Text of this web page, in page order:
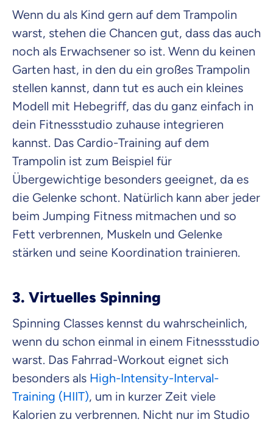
Wenn du als Kind gern auf dem Trampolin
warst, stehen die Chancen gut, dass das auch
noch als Erwachsener so ist. Wenn du keinen
Garten hast, in den du ein großes Trampolin
stellen kannst, dann tut es auch ein kleines
Modell mit Hebegriff, das du ganz einfach in
dein Fitnessstudio zuhause integrieren
kannst. Das Cardio-Training auf dem
Trampolin ist zum Beispiel für
Übergewichtige besonders geeignet, da es
die Gelenke schont. Natürlich kann aber jeder
beim Jumping Fitness mitmachen und so
Fett verbrennen, Muskeln und Gelenke
stärken und seine Koordination trainieren.
3. Virtuelles Spinning
Spinning Classes kennst du wahrscheinlich,
wenn du schon einmal in einem Fitnessstudio
warst. Das Fahrrad-Workout eignet sich
besonders als High-Intensity-Interval-
Training (HIIT), um in kurzer Zeit viele
Kalorien zu verbrennen. Nicht nur im Studio